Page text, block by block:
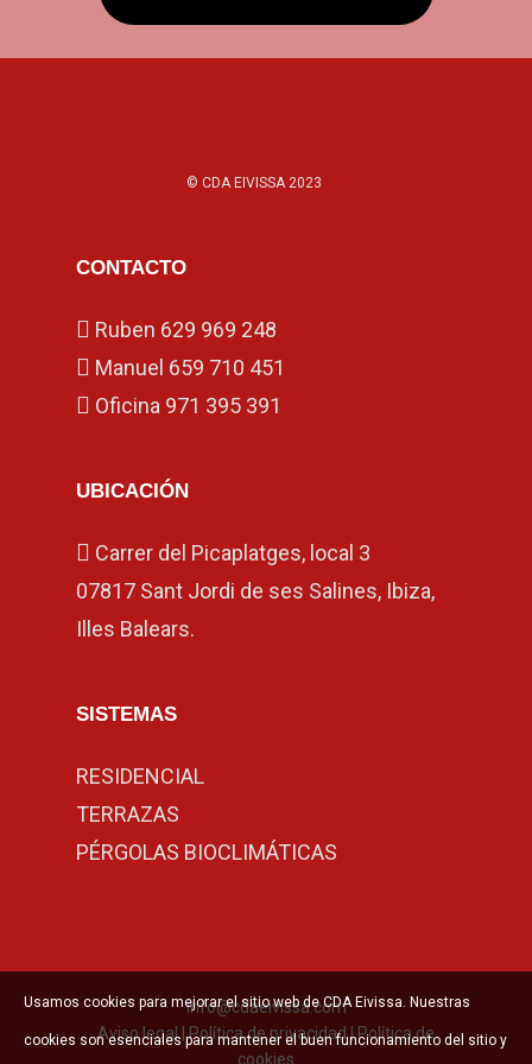
© CDA EIVISSA 2023
CONTACTO
Ruben 629 969 248
Manuel 659 710 451
Oficina 971 395 391
UBICACIÓN
Carrer del Picaplatges, local 3
07817 Sant Jordi de ses Salines, Ibiza,
Illes Balears.
SISTEMAS
RESIDENCIAL
TERRAZAS
PÉRGOLAS BIOCLIMÁTICAS
info@cdaeivissa.com
Aviso legal|Política de privacidad|Política de
cookies
Usamos cookies para mejorar el sitio web de CDA Eivissa. Nuestras
cookies son esenciales para mantener el buen funcionamiento del sitio y